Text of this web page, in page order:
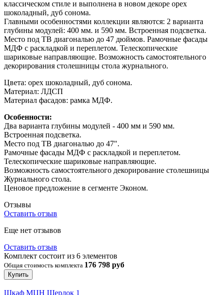
классическом стиле и выполнена в новом декоре орех
шоколадный, дуб сонома.
Главными особенностями коллекции являются: 2 варианта
глубины модулей: 400 мм. и 590 мм. Встроенная подсветка.
Место под ТВ диагональю до 47 дюймов. Рамочные фасады
МДФ с раскладкой и переплетом. Телескопические
шариковые направляющие. Возможность самостоятельного
декорирования столешницы стола журнального.
Цвета: орех шоколадный, дуб сонома.
Материал: ЛДСП
Материал фасадов: рамка МДФ.
Особенности:
Два варианта глубины модулей - 400 мм и 590 мм.
Встроенная подсветка.
Место под ТВ диагональю до 47".
Рамочные фасады МДФ с раскладкой и переплетом.
Телескопические шариковые направляющие.
Возможность самостоятельного декорирование столешницы
Журнального стола.
Ценовое предложение в сегменте Эконом.
Отзывы
Оставить отзыв
Еще нет отзывов
Оставить отзыв
Комплект состоит из 6 элементов
Общая стоимость комплекта 176 798 руб
Купить
Шкаф МЦН Шерлок 1